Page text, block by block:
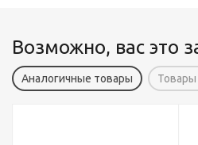
Возможно, вас это
Аналогичные товары Товары